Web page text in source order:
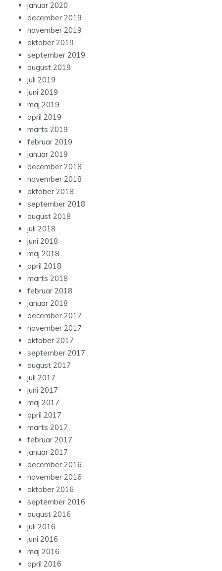
januar 2020
december 2019
november 2019
oktober 2019
september 2019
august 2019
juli 2019
juni 2019
maj 2019
april 2019
marts 2019
februar 2019
januar 2019
december 2018
november 2018
oktober 2018
september 2018
august 2018
juli 2018
juni 2018
maj 2018
april 2018
marts 2018
februar 2018
januar 2018
december 2017
november 2017
oktober 2017
september 2017
august 2017
juli 2017
juni 2017
maj 2017
april 2017
marts 2017
februar 2017
januar 2017
december 2016
november 2016
oktober 2016
september 2016
august 2016
juli 2016
juni 2016
maj 2016
april 2016